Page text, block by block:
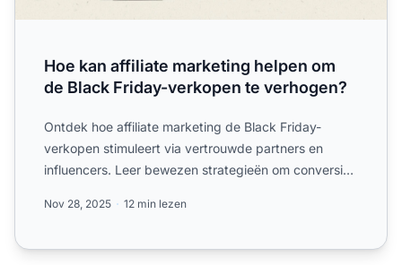
Hoe kan affiliate marketing helpen om
de Black Friday-verkopen te verhogen?
Ontdek hoe affiliate marketing de Black Friday-
verkopen stimuleert via vertrouwde partners en
influencers. Leer bewezen strategieën om conversies
Nov 28, 2025 12 min lezen